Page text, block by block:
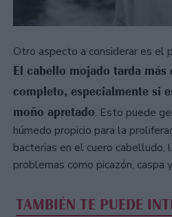
Otro aspecto a considerar es el
El cabello mojado tarda más
completo, especialmente si
moño apretado. Esto puede
húmedo propicio para la
bacterias en el cuero cabelludo,
problemas como picazón, caspa
TAMBIÉN TE PUEDE